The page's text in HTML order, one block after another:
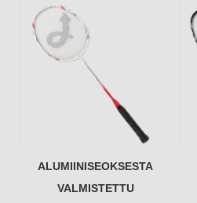
ALUMIINISEOKSESTA
VALMISTETTU